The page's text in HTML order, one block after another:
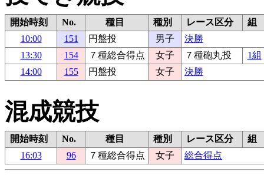
開始時刻 No. 種目 種別 レース区分
組
10:00
151 円盤投 男子
決勝
13:30
154 ７種総合得点 女子 ７種砲丸投
1組
14:00
155 円盤投 女子 決勝
混成競技
開始時刻 No. 種目 種別 レース区分
組
16:03
96 ７種総合得点 女子 総合得点